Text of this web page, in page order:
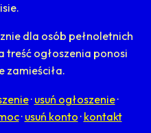
dla osób pełnoletnich
treść ogłoszenia ponosi
zamieściła.
· usuń ogłoszenie·
· usuń konto · kontakt